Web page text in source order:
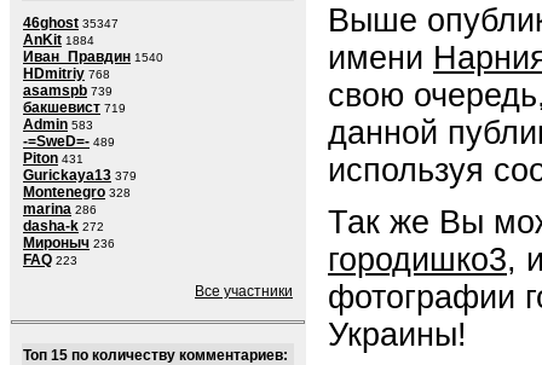
46ghost 35347
AnKit 1884
Иван_Правдин 1540
HDmitriy 768
asamspb 739
бакшевист 719
Admin 583
-=SweD=- 489
Piton 431
Gurickaya13 379
Montenegro 328
marina 286
dasha-k 272
Мироныч 236
FAQ 223
Все участники
Топ 15 по количеству комментариев:
Выше
имени
свою
данной
используя
Так же Вы
городишко3,
фотографии
Украины!